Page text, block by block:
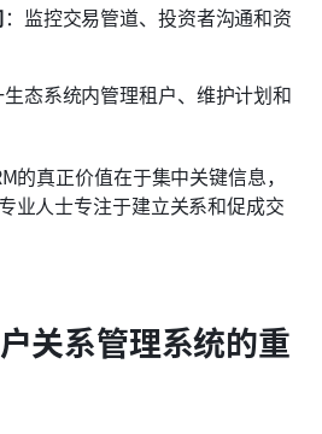
：监控交易管道、投资者沟通和资
生态系统内管理租户、维护计划和
的真正价值在于集中关键信息，
业人士专注于建立关系和促成交
关系管理系统的重